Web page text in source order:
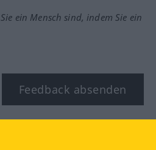
ein Mensch sind, indem Sie ein
Feedback absenden